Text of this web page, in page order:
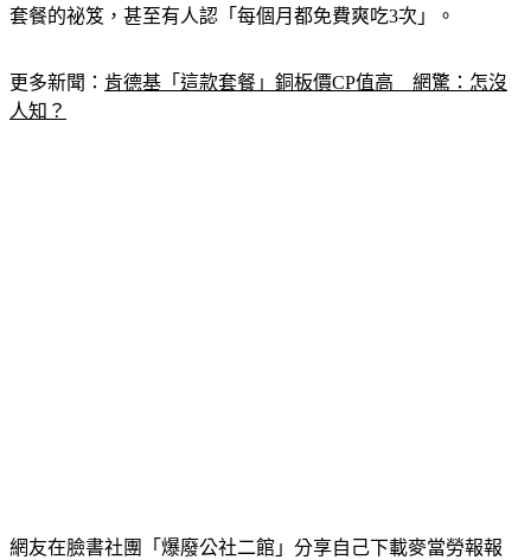
套餐的祕笈，甚至有人認「每個月都免費爽吃3次」。
更多新聞： 肯德基「這款套餐」銅板價CP值高　網驚：怎沒
人知？
網友在臉書社團「爆廢公社二館」分享自己下載麥當勞報報